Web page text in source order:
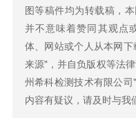
图等稿件均为转载稿，
并不意味着赞同其观点
体、网站或个人从本网
来源"，并自负版权等法
州希科检测技术有限公
内容有疑议，请及时与我